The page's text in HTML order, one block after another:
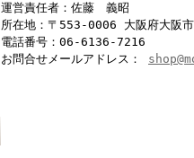
運営責任者：佐藤 義昭
所在地：〒553-0006 大阪府大阪
電話番号：06-6136-7216
お問合せメールアドレス：